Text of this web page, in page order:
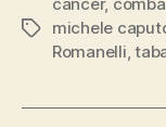
Tags
cancer,
michele
Romanelli,